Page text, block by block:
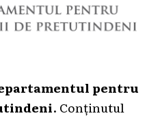
pentru
. Conținutul